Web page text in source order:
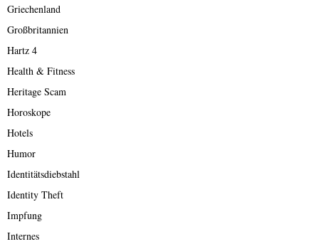
Griechenland
Großbritannien
Hartz 4
Health & Fitness
Heritage Scam
Horoskope
Hotels
Humor
Identitätsdiebstahl
Identity Theft
Impfung
Internes